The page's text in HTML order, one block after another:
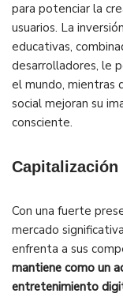
para potenciar la
usuarios. La
educativas,
desarrolladores, le
el mundo, mientras
social mejoran su
consciente.
Capitalización
Con una fuerte
mercado
enfrenta a sus
mantiene como un
entretenimiento